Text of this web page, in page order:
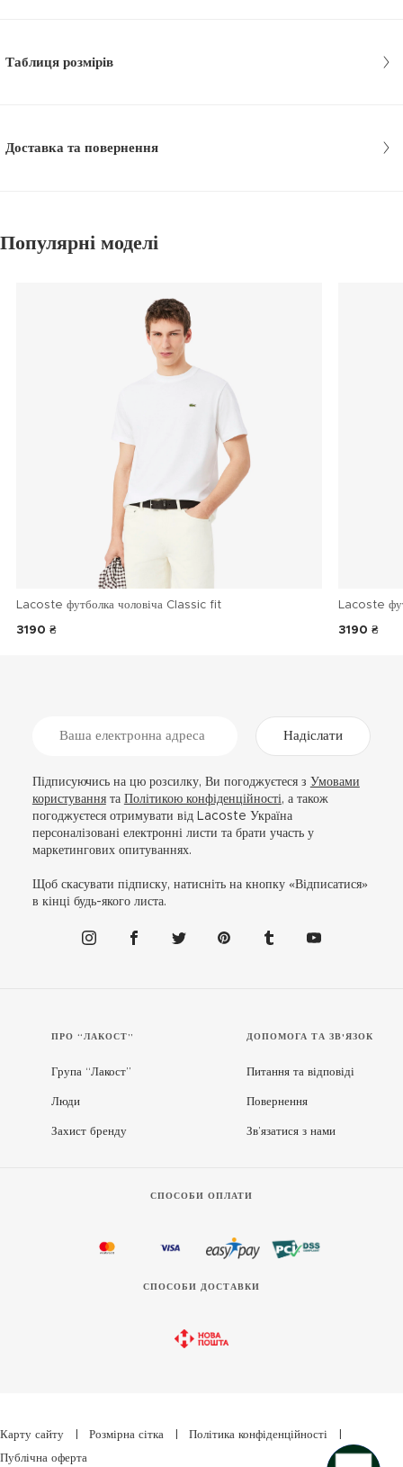
Таблиця розмірів
Доставка та повернення
Популярні моделі
Lacoste футболка чоловіча Classic fit
3190 ₴
Lacoste
3190 ₴
Надіслати
Підписуючись на цю розсилку, Ви погоджуєтеся з Умовами
користуваннята Політикою конфіденційності, а також
погоджуєтеся отримувати від Lacoste Україна
персоналізовані електронні листи та брати участь у
маркетингових опитуваннях.
Щоб скасувати підписку, натисніть на кнопку «Відписатися»
в кінці будь-якого листа.
ПРО “ЛАКОСТ”
Група “Лакост”
Люди
Захист бренду
ДОПОМОГА ТА ЗВ'ЯЗОК
Питання та відповіді
Повернення
Зв’язатися з нами
СПОСОБИ ОПЛАТИ
СПОСОБИ ДОСТАВКИ
Карту сайту Розмірна сітка Політика конфіденційності
Публічна оферта